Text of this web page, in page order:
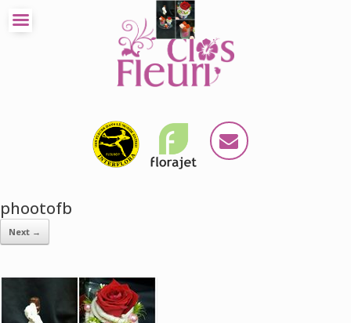
phootofb
Next →